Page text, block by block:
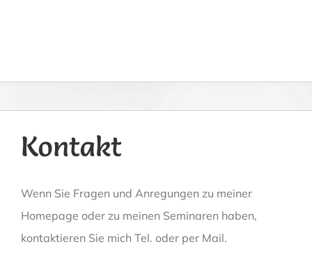
Kontakt
Wenn Sie Fragen und Anregungen zu meiner
Homepage oder zu meinen Seminaren haben,
kontaktieren Sie mich Tel. oder per Mail.